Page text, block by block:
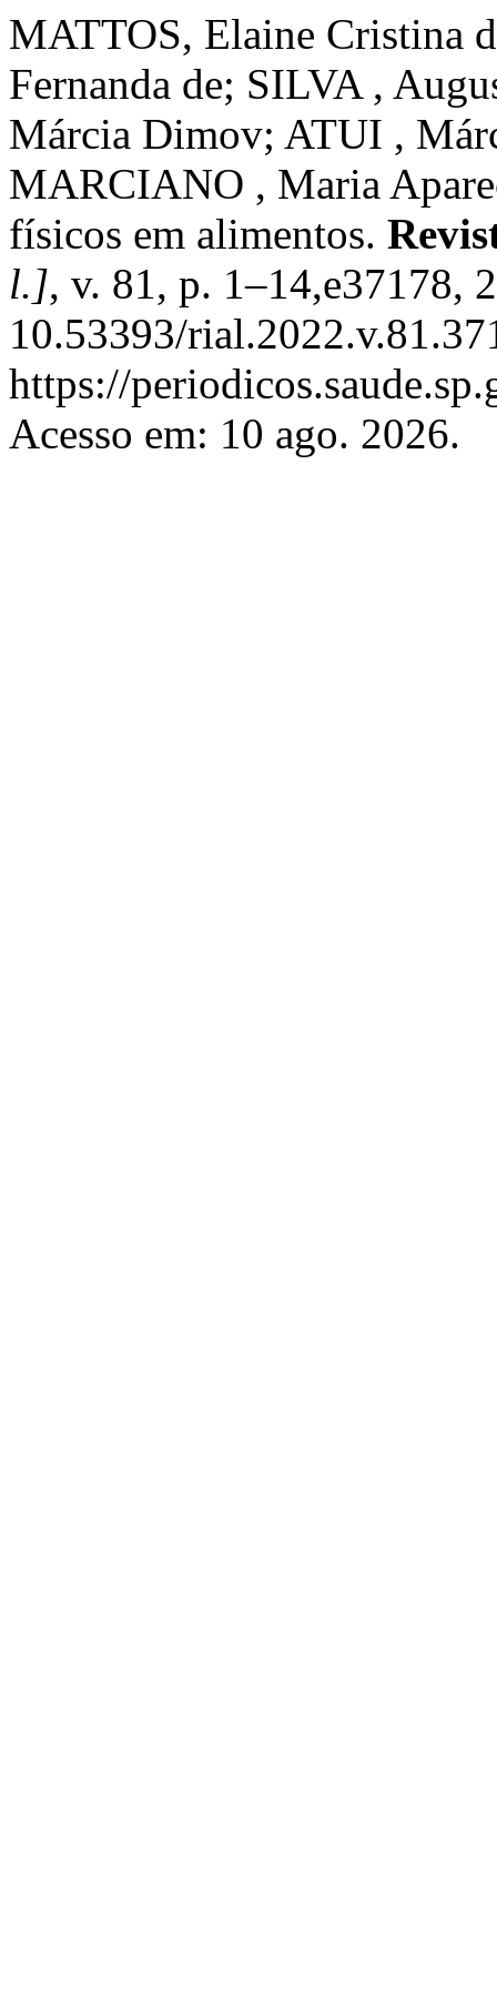
MATTOS, Elaine Cristina
Fernanda de; SILVA ,
Márcia Dimov; ATUI ,
MARCIANO , Maria
físicos em alimentos.
l.], v. 81, p. 1–14,e37178,
10.53393/
https://
Acesso em: 10 ago. 2026.